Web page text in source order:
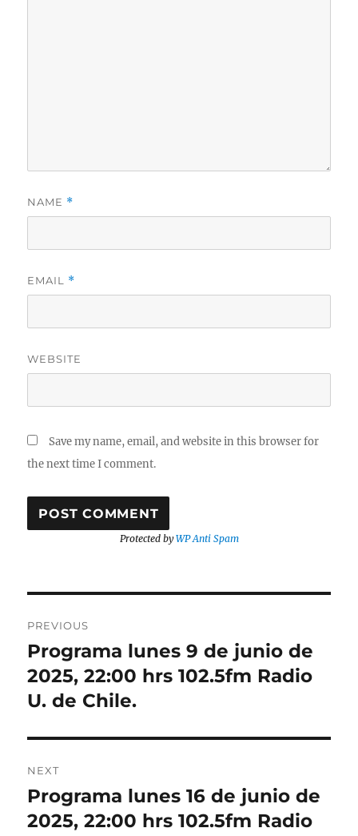
NAME *
EMAIL *
WEBSITE
Save my name, email, and website in this browser for
the next time I comment.
Protected byWP Anti Spam
navigation
PREVIOUS
Previous
post:
Programa lunes 9 de junio de
2025, 22:00 hrs 102.5fm Radio
U. de Chile.
NEXT
Next
post:
Programa lunes 16 de junio de
2025, 22:00 hrs 102.5fm Radio